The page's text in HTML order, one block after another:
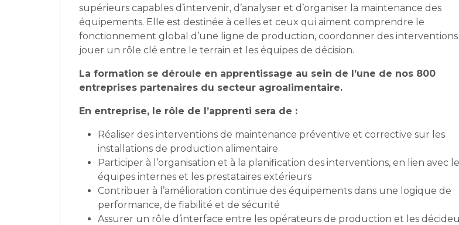
supérieurs capables d’intervenir, d’analyser et d’organiser la maintenance des
équipements. Elle est destinée à celles et ceux qui aiment comprendre le
fonctionnement global d’une ligne de production, coordonner des
jouer un rôle clé entre le terrain et les équipes de décision.
La formation se déroule en apprentissage au sein de l’une de nos 800
entreprises partenaires du secteur agroalimentaire.
En entreprise, le rôle de l’apprenti sera de :
Réaliser des interventions de maintenance préventive et corrective sur les
installations de production alimentaire
Participer à l’organisation et à la planification des interventions, en lien avec
équipes internes et les prestataires extérieurs
Contribuer à l’amélioration continue des équipements dans une logique de
performance, de fiabilité et de sécurité
Assurer un rôle d’interface entre les opérateurs de production et les